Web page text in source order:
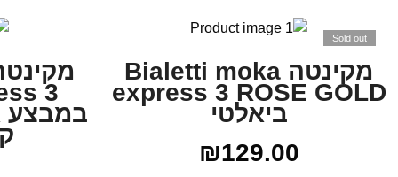
Sold out
מקינטה Bialetti moka
express 3 ROSE GOLD
ביאלטי
₪129.00